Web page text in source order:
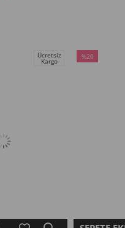
Ücretsiz
Kargo
%20